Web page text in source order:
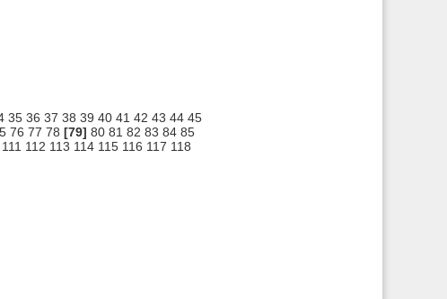
35 36 37 38 39 40 41 42 43 44 45
76 77 78 [79] 80 81 82 83 84 85
111 112 113 114 115 116 117 118